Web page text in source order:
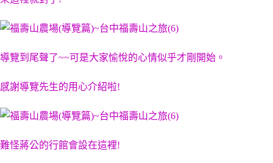
導覽到尾聲了~~可是大家愉悅的心情似乎才剛開始。
感謝導覽先生的用心介紹啦!
難怪蔣公的行館會設在這裡!